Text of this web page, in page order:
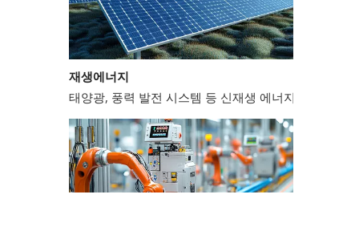
재생에너지
태양광, 풍력 발전 시스템 등 신재생 에너지 분야에서